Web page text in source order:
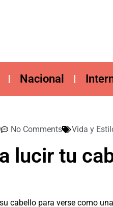
Nacional
No Comments Vida y
lucir tu
cabello para verse como